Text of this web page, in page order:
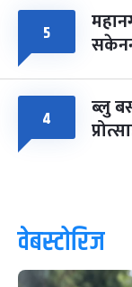
५
४ ब्लु
वेबस्टोरिज